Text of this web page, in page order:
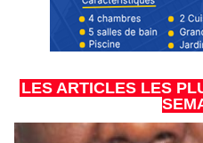
LES ARTICLES LES